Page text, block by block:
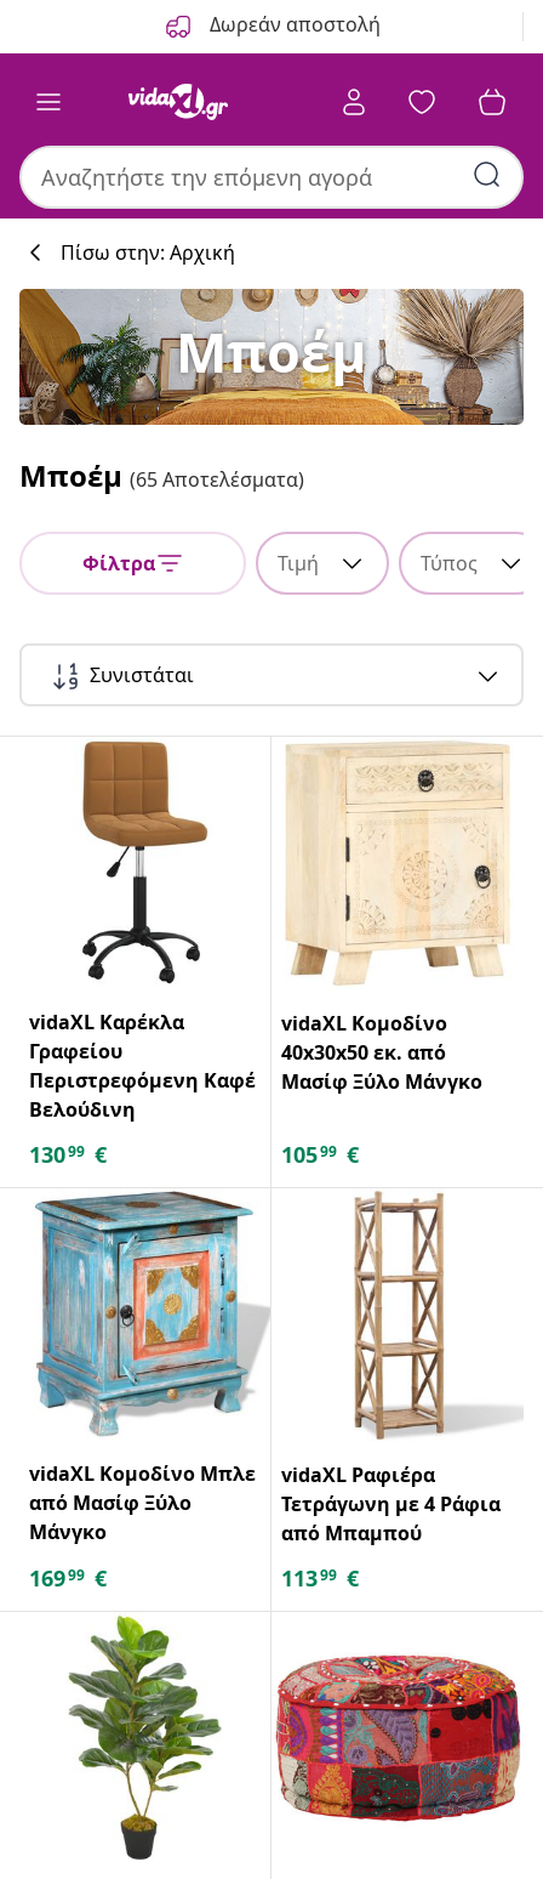
Δωρεάν αποστολή
Συλλογή
Πίσω στην: Αρχική
Μποέμ
Μποέμ (65 Αποτελέσματα)
Φίλτρα Τιμή Τύπος
Συνιστάται
vidaXL Καρέκλα
Γραφείου
Περιστρεφόμενη Καφέ
Βελούδινη
13099 €
vidaXL Κομοδίνο
40x30x50 εκ. από
Μασίφ Ξύλο Μάνγκο
10599 €
vidaXL Κομοδίνο Μπλε
από Μασίφ Ξύλο
Μάνγκο
16999 €
vidaXL Ραφιέρα
Τετράγωνη με 4 Ράφια
από Μπαμπού
11399 €